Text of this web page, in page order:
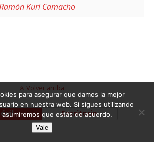
Kuri Camacho
Volver arriba
Escritorio
para asegurar que damos la mejor
en nuestra web. Si sigues utilizando
que estás de acuerdo.
Vale